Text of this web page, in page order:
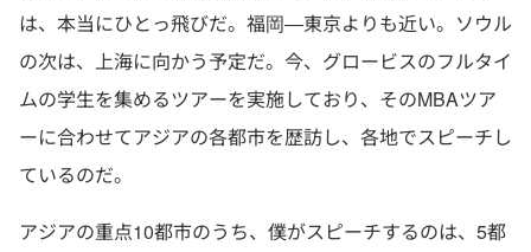
は、本当にひとっ飛びだ。福岡―東京よりも近い。ソウル
の次は、上海に向かう予定だ。今、グロービスのフルタイ
ムの学生を集めるツアーを実施しており、そのMBAツア
ーに合わせてアジアの各都市を歴訪し、各地でスピーチし
ているのだ。
アジアの重点10都市のうち、僕がスピーチするのは、5都